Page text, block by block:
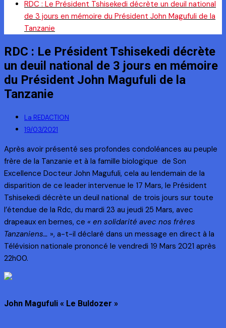
RDC : Le Président Tshisekedi décrète un deuil national
de 3 jours en mémoire du Président John Magufuli de la
Tanzanie
RDC : Le Président Tshisekedi décrète
un deuil national de 3 jours en mémoire
du Président John Magufuli de la
Tanzanie
La REDACTION
19/03/2021
Après avoir présenté ses profondes condoléances au peuple
frère de la Tanzanie et à la famille biologique de Son
Excellence Docteur John Magufuli, cela au lendemain de la
disparition de ce leader intervenue le 17 Mars, le Président
Tshisekedi décrète un deuil national de trois jours sur toute
l’étendue de la Rdc, du mardi 23 au jeudi 25 Mars, avec
drapeaux en bernes, ce « en solidarité avec nos frères
Tanzaniens… », a-t-il déclaré dans un message en direct à la
Télévision nationale prononcé le vendredi 19 Mars 2021 après
22h00.
John Magufuli « Le Buldozer »